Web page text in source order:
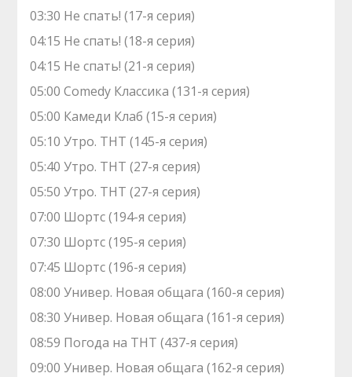
03:30 Не спать! (17-я серия)
04:15 Не спать! (18-я серия)
04:15 Не спать! (21-я серия)
05:00 Comedy Классика (131-я серия)
05:00 Камеди Клаб (15-я серия)
05:10 Утро. ТНТ (145-я серия)
05:40 Утро. ТНТ (27-я серия)
05:50 Утро. ТНТ (27-я серия)
07:00 Шортс (194-я серия)
07:30 Шортс (195-я серия)
07:45 Шортс (196-я серия)
08:00 Универ. Новая общага (160-я серия)
08:30 Универ. Новая общага (161-я серия)
08:59 Погода на ТНТ (437-я серия)
09:00 Универ. Новая общага (162-я серия)